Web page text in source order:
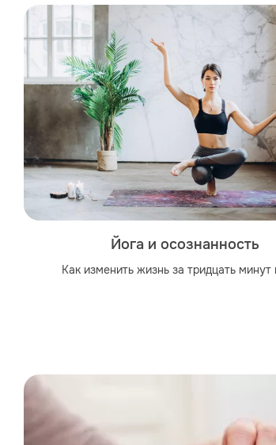
Йога и осознанность
Как изменить жизнь за тридцать минут